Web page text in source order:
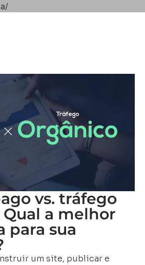
vs. tráfego
a melhor
para sua
um site, publicar e